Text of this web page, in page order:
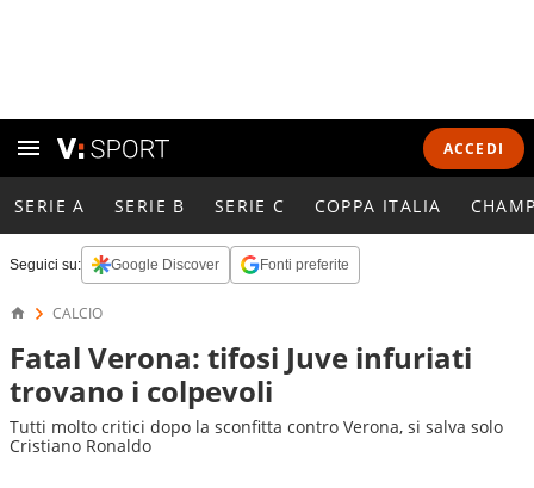
ACCEDI
SERIE A SERIE B SERIE C COPPA ITALIA
Seguici su: Google Discover Fonti preferite
CALCIO
Fatal Verona: tifosi Juve infuriati
trovano i colpevoli
Tutti molto critici dopo la sconfitta contro Verona, si salva solo
Cristiano Ronaldo